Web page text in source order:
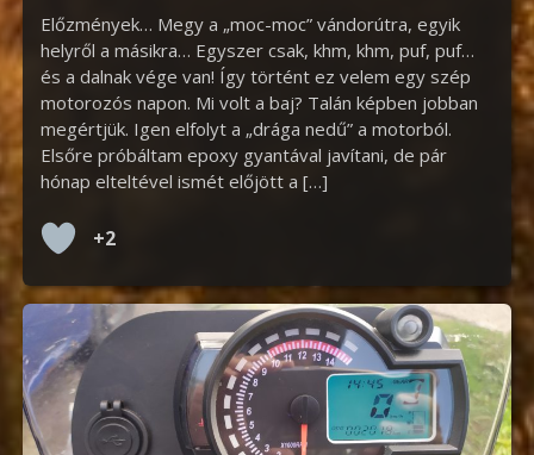
Előzmények… Megy a „moc-moc” vándorútra, egyik
helyről a másikra… Egyszer csak, khm, khm, puf, puf…
és a dalnak vége van! Így történt ez velem egy szép
motorozós napon. Mi volt a baj? Talán képben jobban
megértjük. Igen elfolyt a „drága nedű” a motorból.
Elsőre próbáltam epoxy gyantával javítani, de pár
hónap elteltével ismét előjött a […]
+2